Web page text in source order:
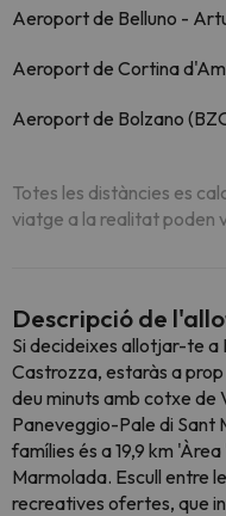
Aeroport de Belluno -
Aeroport de Cortina
Aeroport de Bolzano
Totes les distàncies es
viatge a la realitat poden
Descripció de
Si decideixes allotjar-te
Castrozza, estaràs a
deu minuts amb cotxe de
Paneveggio-Pale di Sant
famílies és a 19,9 km
Marmolada. Escull entre
recreatives ofertes, que